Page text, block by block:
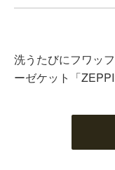
洗うたびにフワッ
ーゼケット「